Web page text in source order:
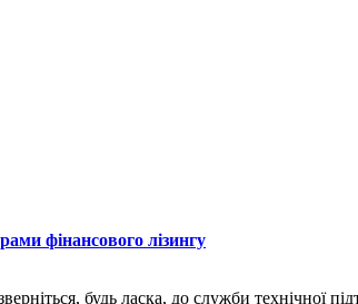
фінансового лізингу
будь ласка, до служби технічної